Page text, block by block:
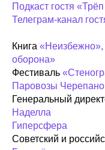
Подкаст гостя
Телеграм-канал
Книга
оборона»
Фестиваль
Паровозы
Генеральный
Наделла
Гиперсфера
Советский и